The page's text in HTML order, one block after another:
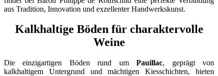
aus Tradition, Innovation und exzellenter Handwerkskunst.
Kalkhaltige Böden für charaktervolle
Weine
Die einzigartigen Böden rund umPauillac, geprägt von
kalkhaltigem Untergrund und mächtigen Kiesschichten, bieten